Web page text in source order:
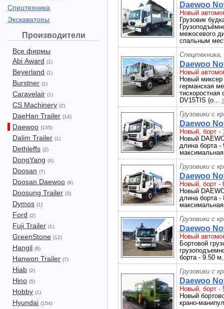
Спецтехника
Экскаваторы
Производители
Все фирмы
Abi Award (1)
Beyerland (1)
Burstner (1)
Caravelair (1)
CS Machinery (2)
DaeHan Trailer (14)
Daewoo (135)
Dalim Trailer (1)
Dethleffs (2)
DongYang (4)
Doosan (7)
Doosan Daewoo (9)
Doosung Trailer (3)
Dymos (1)
Ford (2)
Fuji Trailer (1)
GreenStone (12)
Hangil (6)
Hanwon Trailer (7)
Hiab (2)
Hino (5)
Hobby (1)
Hyundai (154)
Daewoo
Новый
Грузовик
межосевого
спальным
Daewoo
Новый
Новый
германская
DV15TIS (о...
Грузовики с
Daewoo
Новый, борт -
Новый
длина борта -
Грузовики с
Daewoo
Новый, борт -
Новый
длина борта -
Грузовики с
Daewoo
Новый
Бортовой
борта - 9.50
Грузовики с
Daewoo
Новый, борт -
Новый
крано-